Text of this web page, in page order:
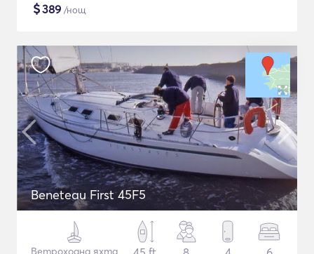
$389 /нощ
Beneteau First 45F5
Ветроходна яхта